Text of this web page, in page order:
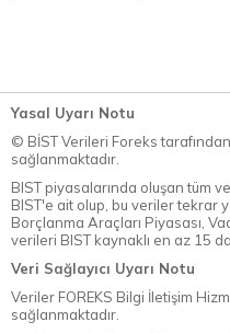
Yasal Uyarı Notu
© BİST Verileri Foreks
sağlanmaktadır.
BIST piyasalarında oluşan tüm
BIST'e ait olup, bu veriler tekrar
Borçlanma Araçları Piyasası,
verileri BIST kaynaklı en az 15
Veri Sağlayıcı Uyarı Notu
Veriler FOREKS Bilgi İletişim
sağlanmaktadır.